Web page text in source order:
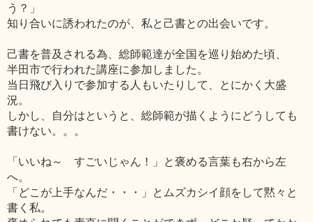
う？」
知り合いに誘われたのが、私と己書との出会いです。
己書を普及される為、総師範達が全国を巡り始めた頃、
半田市で行われた講座に参加しました。
当日飛び入りで参加する人もいたりして、とにかく大盛
況。
しかし、自分はというと、総師範が描くようにどうしても
書けない。。。
「いいね～ すごいじゃん！」と褒める言葉も右から左
へ。
「どこが上手なんだ・・・」とムズカシイ顔をして黙々と
書く私。